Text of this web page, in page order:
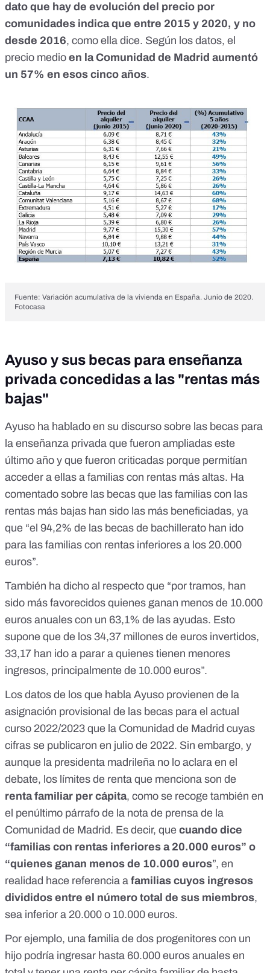
dato que hay de evolución del precio por
comunidades indica que entre 2015 y 2020, y no
desde 2016, como ella dice. Según los datos, el
precio medio en la Comunidad de Madrid aumentó
un 57% en esos cinco años.
Fuente: Variación acumulativa de la vivienda en España. Junio de 2020.
Fotocasa
Ayuso y sus becas para enseñanza
privada concedidas a las "rentas más
bajas"
Ayuso ha hablado en su discurso sobre las becas para
la enseñanza privada que fueron ampliadas este
último año y que fueron criticadas porque permitían
acceder a ellas a familias con rentas más altas. Ha
comentado sobre las becas que las familias con las
rentas más bajas han sido las más beneficiadas, ya
que “el 94,2% de las becas de bachillerato han ido
para las familias con rentas inferiores a los 20.000
euros”.
También ha dicho al respecto que “por tramos, han
sido más favorecidos quienes ganan menos de 10.000
euros anuales con un 63,1% de las ayudas. Esto
supone que de los 34,37 millones de euros invertidos,
33,17 han ido a parar a quienes tienen menores
ingresos, principalmente de 10.000 euros”.
Los datos de los que habla Ayuso provienen de la
asignación provisional de las becas para el actual
curso 2022/2023 que la Comunidad de Madrid cuyas
cifras se publicaron en julio de 2022. Sin embargo, y
aunque la presidenta madrileña no lo aclara en el
debate, los límites de renta que menciona son de
renta familiar per cápita, como se recoge también en
el penúltimo párrafo de la nota de prensa de la
Comunidad de Madrid. Es decir, que cuando dice
“familias con rentas inferiores a 20.000 euros” o
“quienes ganan menos de 10.000 euros”, en
realidad hace referencia a familias cuyos ingresos
divididos entre el número total de sus miembros,
sea inferior a 20.000 o 10.000 euros.
Por ejemplo, una familia de dos progenitores con un
hijo podría ingresar hasta 60.000 euros anuales en